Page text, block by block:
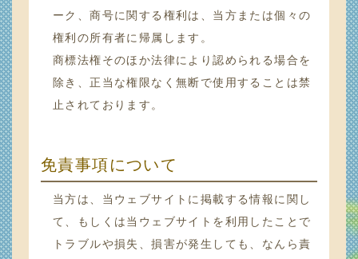
ーク、商号に関する権利は、当方または個々の
権利の所有者に帰属します。
商標法権そのほか法律により認められる場合を
除き、正当な権限なく無断で使用することは禁
止されております。
免責事項について
当方は、当ウェブサイトに掲載する情報に関し
て、もしくは当ウェブサイトを利用したことで
トラブルや損失、損害が発生しても、なんら責